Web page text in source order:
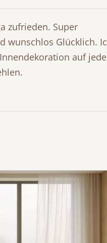
zufrieden. Super
wunschlos Glücklich.
auf